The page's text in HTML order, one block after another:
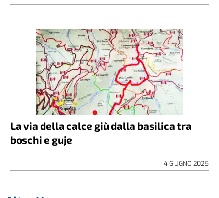
La via della calce giù dalla basilica tra
boschi e guje
4 GIUGNO 2025